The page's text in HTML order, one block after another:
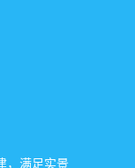
，满足实景